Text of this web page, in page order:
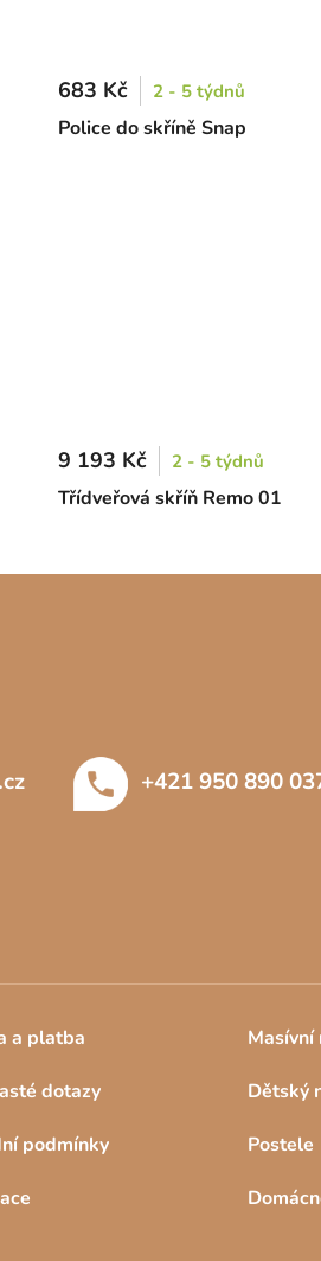
Police do skříně Snap
683 Kč 2 - 5 týdnů
Třídveřová skříň Remo 01
9 193 Kč 2 - 5 týdnů
+421 950 890
a platba
dotazy
podmínky
Masívní
Dětský
Postele